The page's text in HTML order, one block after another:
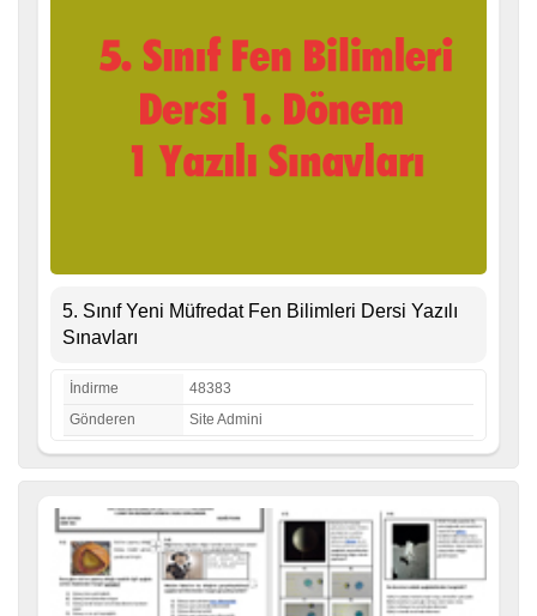
5. Sınıf Yeni Müfredat Fen Bilimleri Dersi Yazılı
Sınavları
İndirme
48383
Gönderen
Site Admini